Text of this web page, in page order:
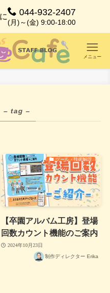
044-932-2407
(月)～(金) 9:00-18:00
メニュー
– tag –
ツール・技術解説
【卒園アルバム工房】登場
回数カウント機能のご案内
2024年10月23日
制作ディレクター Erika